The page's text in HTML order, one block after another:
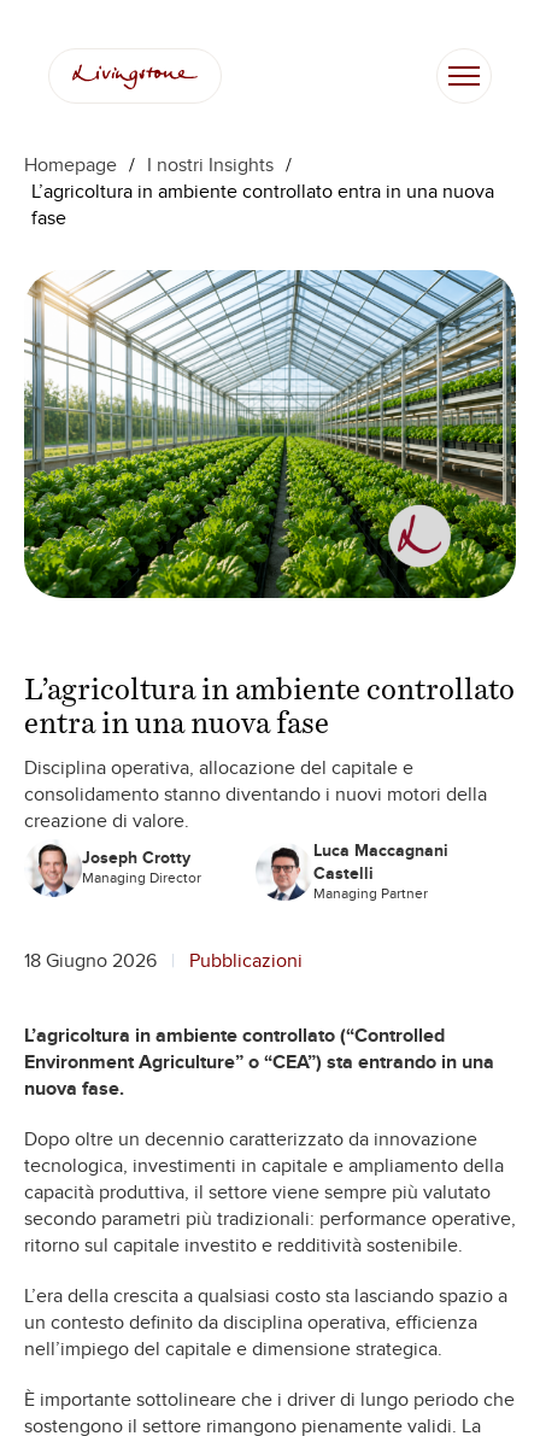
contenuto
Homepage / I nostri Insights /
L’agricoltura in ambiente controllato entra in una nuova
fase
L’agricoltura in ambiente controllato
entra in una nuova fase
Disciplina operativa, allocazione del capitale e
consolidamento stanno diventando i nuovi motori della
creazione di valore.
Joseph Crotty
Managing Director
Luca Maccagnani
Castelli
Managing Partner
18 Giugno 2026 Pubblicazioni
L’agricoltura in ambiente controllato (“Controlled
Environment Agriculture” o “CEA”) sta entrando in una
nuova fase.
Dopo oltre un decennio caratterizzato da innovazione
tecnologica, investimenti in capitale e ampliamento della
capacità produttiva, il settore viene sempre più valutato
secondo parametri più tradizionali: performance operative,
ritorno sul capitale investito e redditività sostenibile.
L’era della crescita a qualsiasi costo sta lasciando spazio a
un contesto definito da disciplina operativa, efficienza
nell’impiego del capitale e dimensione strategica.
È importante sottolineare che i driver di lungo periodo che
sostengono il settore rimangono pienamente validi. La